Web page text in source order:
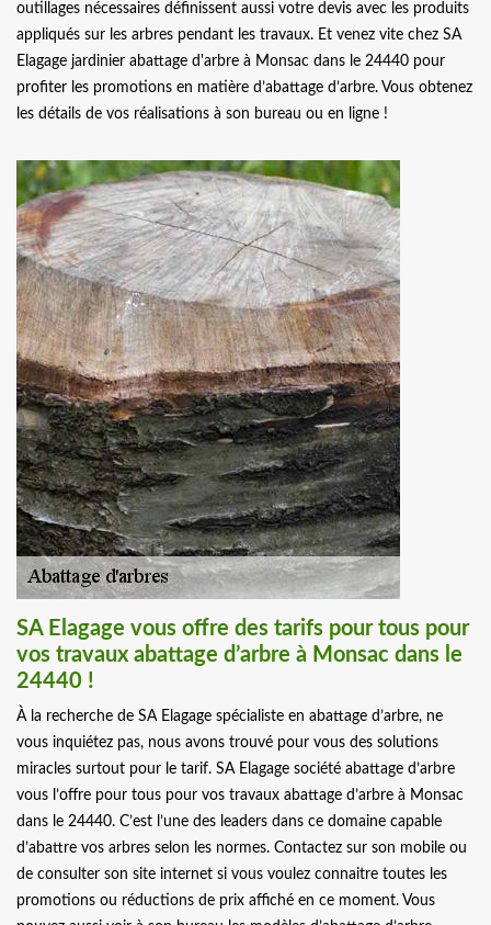
outillages nécessaires définissent aussi votre devis avec les produits
appliqués sur les arbres pendant les travaux. Et venez vite chez SA
Elagage jardinier abattage d'arbre à Monsac dans le 24440 pour
profiter les promotions en matière d’abattage d’arbre. Vous obtenez
les détails de vos réalisations à son bureau ou en ligne !
SA Elagage vous offre des tarifs pour tous pour
vos travaux abattage d’arbre à Monsac dans le
24440 !
À la recherche de SA Elagage spécialiste en abattage d’arbre, ne
vous inquiétez pas, nous avons trouvé pour vous des solutions
miracles surtout pour le tarif. SA Elagage société abattage d’arbre
vous l’offre pour tous pour vos travaux abattage d’arbre à Monsac
dans le 24440. C’est l’une des leaders dans ce domaine capable
d’abattre vos arbres selon les normes. Contactez sur son mobile ou
de consulter son site internet si vous voulez connaitre toutes les
promotions ou réductions de prix affiché en ce moment. Vous